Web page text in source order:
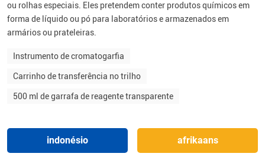
ou rolhas especiais. Eles pretendem conter produtos químicos em
forma de líquido ou pó para laboratórios e armazenados em
armários ou prateleiras.
Instrumento de cromatogarfia
Carrinho de transferência no trilho
500 ml de garrafa de reagente transparente
indonésio afrikaans